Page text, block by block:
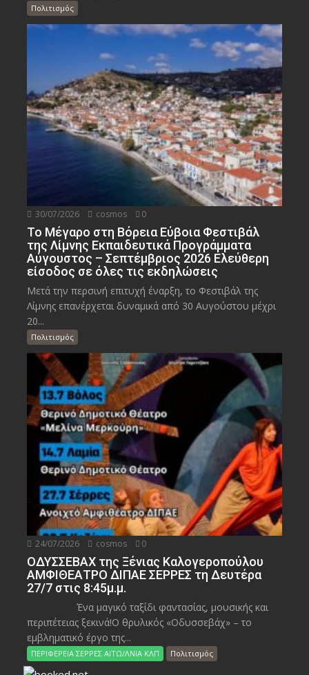
Πολιτισμός
30/07/2026 cosmos 0
Το Μέγαρο στη Βόρεια Εύβοια Φεστιβάλ
της Λίμνης Εκπαιδευτικά Προγράμματα
Αύγουστος – Σεπτέμβριος 2026 Ελεύθερη
είσοδος σε όλες τις εκδηλώσεις
Μετά την περσινή επιτυχή έναρξη, το Φεστιβάλ της
Λίμνης επανέρχεται δυναμικά από 30 Αυγούστου μέχρι
20...
Πολιτισμός
24/07/2026 cosmos 0
ΟΔΥΣΣΕΒΑΧ της Ξένιας Καλογεροπούλου
ΑΜΦΙΘΕΑΤΡΟ ΔΙΠΑΕ ΣΕΡΡΕΣ τη Δευτέρα
27/7 στις 8:45μ.μ.
Ένα μαγικό ταξίδι φαντασίας, μουσικής και
περιπέτειας ξεκινά!Ο θρυλικός «Οδυσσεβάχ» – το
εμβληματικό έργο της...
ΠΕΡΙΦΕΡΕΙΑ ΣΕΡΡΕΣ ΑΙΤΩ/ΛΝΙΑ ΚΛΠ Πολιτισμός